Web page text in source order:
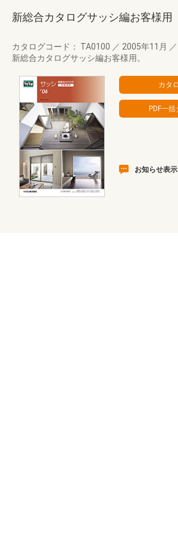
新総合カタログサッシ編お客様用
カタログコード： TA0100 ／ 2005年11月 ／
新総合カタログサッシ編お客様用。
お知らせ表示